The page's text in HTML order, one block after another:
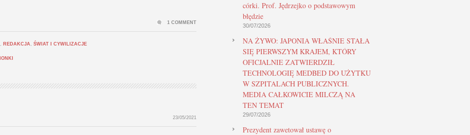
, REDAKCJA , ŚWIAT I CYWILIZACJE
1 COMMENT
23/05/2021
córki. Prof. Jędrzejko o podstawowym
błędzie
30/07/2026
NA ŻYWO: JAPONIA WŁAŚNIE STAŁA
SIĘ PIERWSZYM KRAJEM, KTÓRY
OFICJALNIE ZATWIERDZIŁ
TECHNOLOGIĘ MEDBED DO UŻYTKU
W SZPITALACH PUBLICZNYCH.
MEDIA CAŁKOWICIE MILCZĄ NA
TEN TEMAT
29/07/2026
Prezydent zawetował ustawę o